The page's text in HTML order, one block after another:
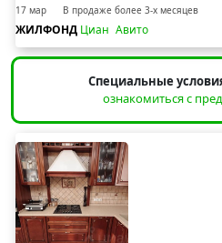
17 мар В продаже более 3-х месяцев
ЖИЛФОНД Циан Авито
Специальные
ознакомиться с